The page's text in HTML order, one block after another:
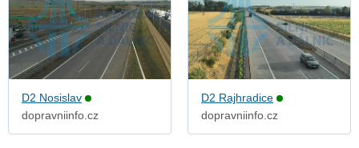
D2 Nosislav
dopravniinfo.cz
D2 Rajhradice
dopravniinfo.cz